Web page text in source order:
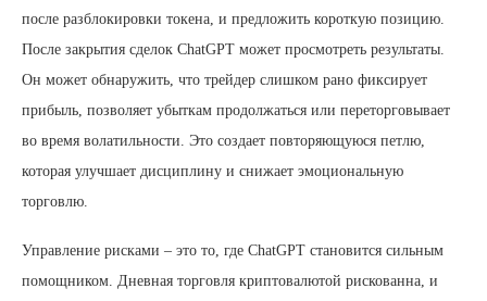
после разблокировки токена, и предложить короткую позицию.
После закрытия сделок ChatGPT может просмотреть результаты.
Он может обнаружить, что трейдер слишком рано фиксирует
прибыль, позволяет убыткам продолжаться или переторговывает
во время волатильности. Это создает повторяющуюся петлю,
которая улучшает дисциплину и снижает эмоциональную
торговлю.
Управление рисками – это то, где ChatGPT становится сильным
помощником. Дневная торговля криптовалютой рискованна, и